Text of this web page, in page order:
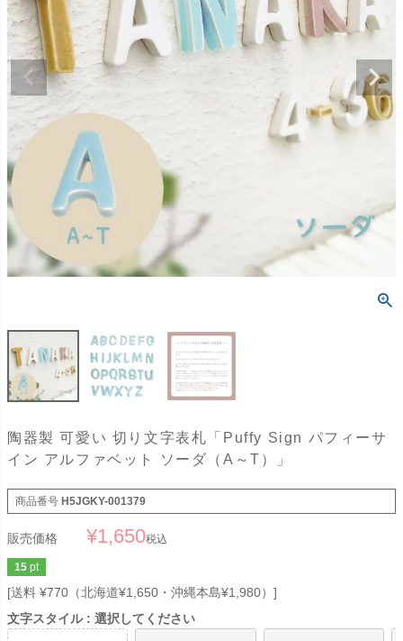
陶器製 可愛い 切り文字表札「Puffy Sign パフィーサ
イン アルファベット ソーダ（A～T）」
商品番号 H5JGKY-001379
販売価格 ¥1,650税込
15 pt
送料 ¥770（北海道¥1,650・沖縄本島¥1,980）
文字スタイル
選択してください